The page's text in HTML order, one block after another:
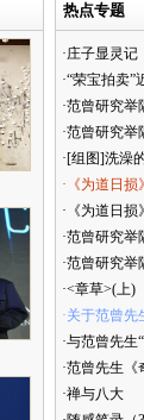
热点专题
·庄子显灵记
·“荣宝拍卖
·范曾研究举
·范曾研究举
·[组图]洗澡
·《为道日
·《为道日
·范曾研究举
·范曾研究举
·<章草>(上)
·关于范曾先
·与范曾先生
·范曾先生
·禅与八大